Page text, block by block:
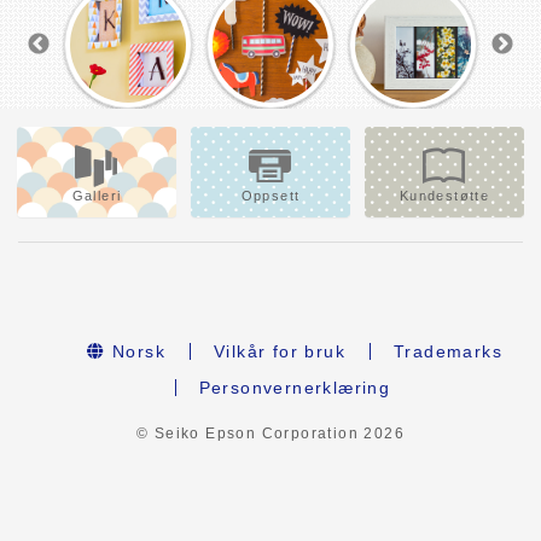
Galleri Oppsett Kundestøtte
Norsk Vilkår for bruk
Trademarks
Personvernerklæring
© Seiko Epson Corporation 2026